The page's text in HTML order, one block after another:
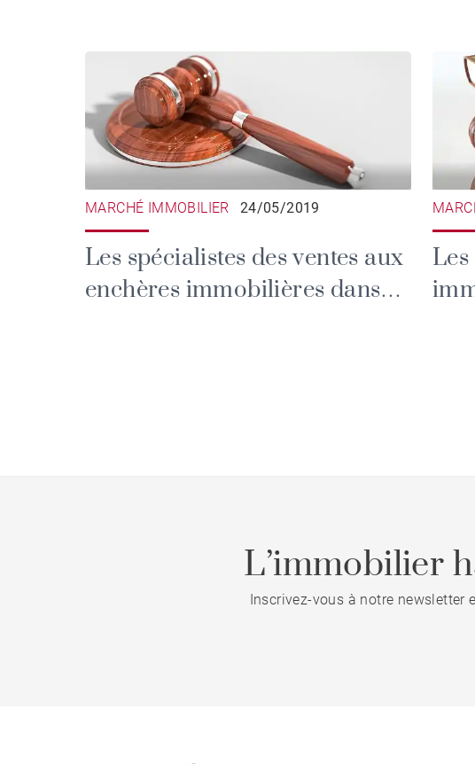
MARCHÉ IMMOBILIER 24/05/2019
Les spécialistes des ventes aux
enchères immobilières dans
L’immobilier
Inscrivez-vous à notre